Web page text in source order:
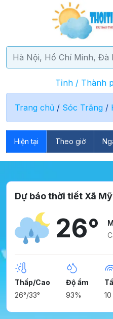
Tỉnh / Thành
Trang chủ / Sóc Trăng /
Hiện tại Theo giờ
Dự báo thời tiết Xã
26°
Thấp/Cao
26°/33°
Độ ẩm
93%